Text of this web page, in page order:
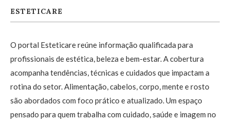
ESTETICARE
O portal Esteticare reúne informação qualificada para
profissionais de estética, beleza e bem-estar. A cobertura
acompanha tendências, técnicas e cuidados que impactam a
rotina do setor. Alimentação, cabelos, corpo, mente e rosto
são abordados com foco prático e atualizado. Um espaço
pensado para quem trabalha com cuidado, saúde e imagem no